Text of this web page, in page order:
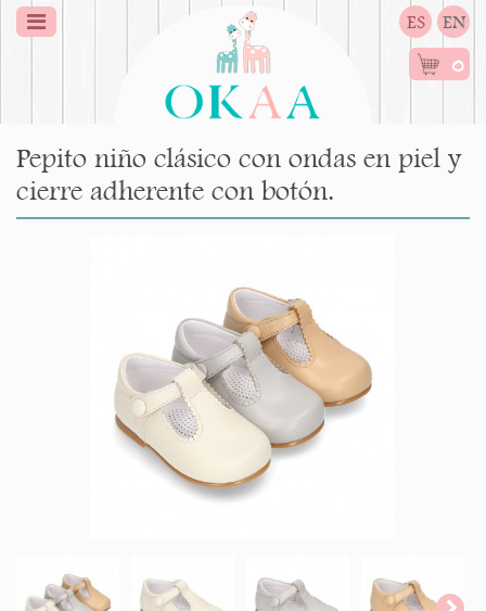
ES EN
0
Pepito niño clásico con ondas en piel y
cierre adherente con botón.